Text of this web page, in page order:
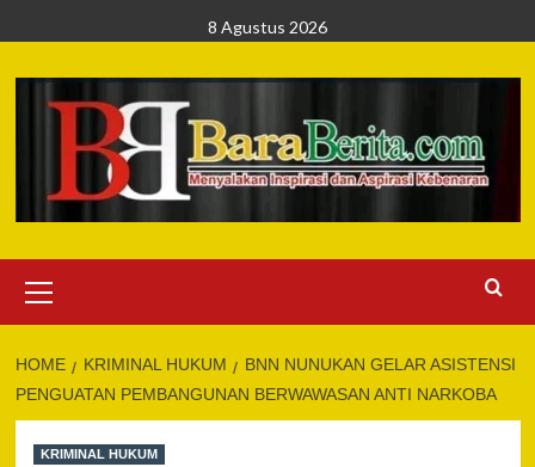
to
content
8 Agustus 2026
Menu
HOME KRIMINAL HUKUM
BNN NUNUKAN GELAR ASISTENSI
PENGUATAN PEMBANGUNAN BERWAWASAN ANTI NARKOBA
KRIMINAL HUKUM